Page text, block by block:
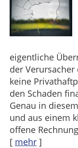
eigentliche
der
keine
den Schaden
Genau in
und aus einem
offene
[ mehr ]